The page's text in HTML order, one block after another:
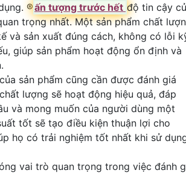
®️ấn tượng trước hết độ tin cậy
trọng nhất. Một sản phẩm chất
và sản xuất đúng cách, không có lỗi
giúp sản phẩm hoạt động ổn định và
sản phẩm cũng cần được đánh giá
lượng sẽ hoạt động hiệu quả, đáp
và mong muốn của người dùng một
tốt sẽ tạo điều kiện thuận lợi cho
họ có trải nghiệm tốt nhất khi sử
vai trò quan trọng trong việc đánh